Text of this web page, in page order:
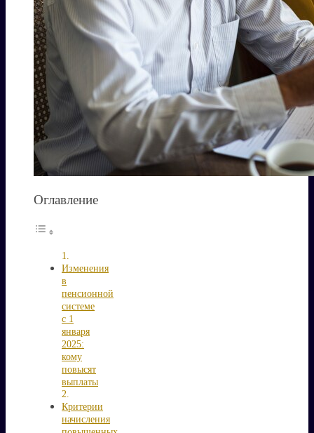
Оглавление
Изменения
в
пенсионной
системе
с 1
января
2025:
кому
повысят
выплаты
Критерии
начисления